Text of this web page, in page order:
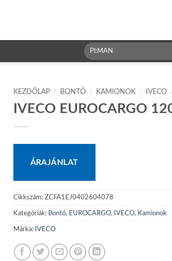
Keresés
a
KEZDŐLAP / BONTÓ / KAMIONOK / IVECO
IVECO EUROCARGO
ÁRAJÁNLAT
Cikkszám: ZCFA1EJ0402604078
Kategóriák: Bontó, EUROCARGO, IVECO, Kamionok
Márka: IVECO